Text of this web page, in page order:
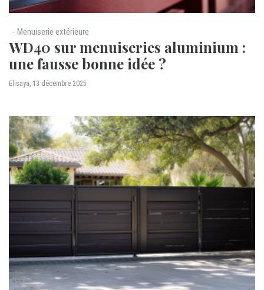
Menuiserie extérieure
WD40 sur menuiseries aluminium :
une fausse bonne idée ?
byElisaya 13 décembre 2025